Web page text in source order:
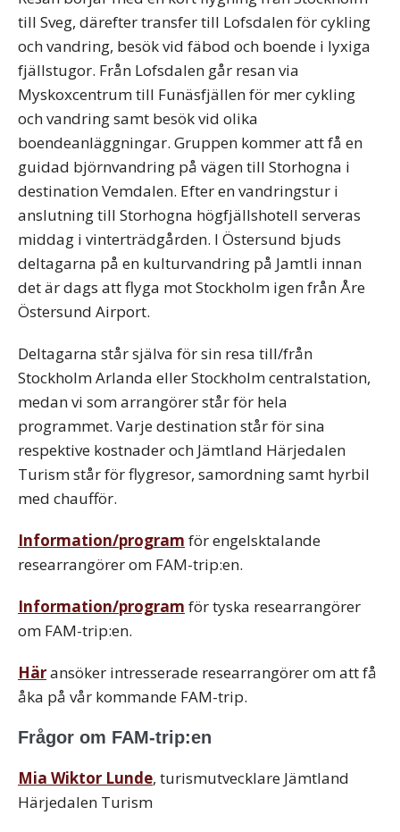
till Sveg, därefter transfer till Lofsdalen för cykling
och vandring, besök vid fäbod och boende i lyxiga
fjällstugor. Från Lofsdalen går resan via
Myskoxcentrum till Funäsfjällen för mer cykling
och vandring samt besök vid olika
boendeanläggningar. Gruppen kommer att få en
guidad björnvandring på vägen till Storhogna i
destination Vemdalen. Efter en vandringstur i
anslutning till Storhogna högfjällshotell serveras
middag i vinterträdgården. I Östersund bjuds
deltagarna på en kulturvandring på Jamtli innan
det är dags att flyga mot Stockholm igen från Åre
Östersund Airport.
Deltagarna står själva för sin resa till/från
Stockholm Arlanda eller Stockholm centralstation,
medan vi som arrangörer står för hela
programmet. Varje destination står för sina
respektive kostnader och Jämtland Härjedalen
Turism står för flygresor, samordning samt hyrbil
med chaufför.
Information/program för engelsktalande
researrangörer om FAM-trip:en.
Information/program för tyska researrangörer
om FAM-trip:en.
Häransöker intresserade researrangörer om att få
åka på vår kommande FAM-trip.
Frågor om FAM-trip:en
Mia Wiktor Lunde, turismutvecklare Jämtland
Härjedalen Turism